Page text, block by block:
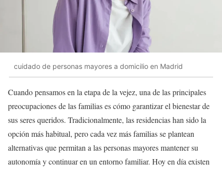
cuidado de personas mayores a domicilio en Madrid
Cuando pensamos en la etapa de la vejez, una de las principales
preocupaciones de las familias es cómo garantizar el bienestar de
sus seres queridos. Tradicionalmente, las residencias han sido la
opción más habitual, pero cada vez más familias se plantean
alternativas que permitan a las personas mayores mantener su
autonomía y continuar en un entorno familiar. Hoy en día existen